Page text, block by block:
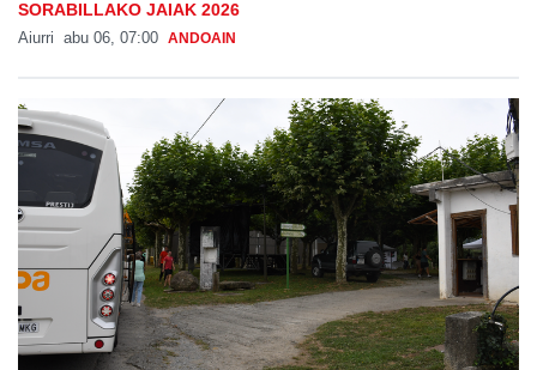
SORABILLAKO JAIAK 2026
Aiurri abu 06, 07:00 ANDOAIN